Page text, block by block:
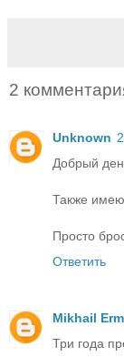
2
Unknown
Добрый
Также
Просто
Ответить
Mikhail
Три года